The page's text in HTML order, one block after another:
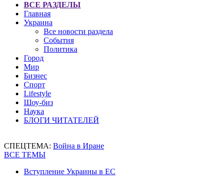
ВСЕ РАЗДЕЛЫ
Главная
Украина
Все новости раздела
События
Политика
Город
Мир
Бизнес
Спорт
Lifestyle
Шоу-биз
Наука
БЛОГИ ЧИТАТЕЛЕЙ
СПЕЦТЕМА: Война в Иране
ВСЕ ТЕМЫ
Вступление Украины в ЕС